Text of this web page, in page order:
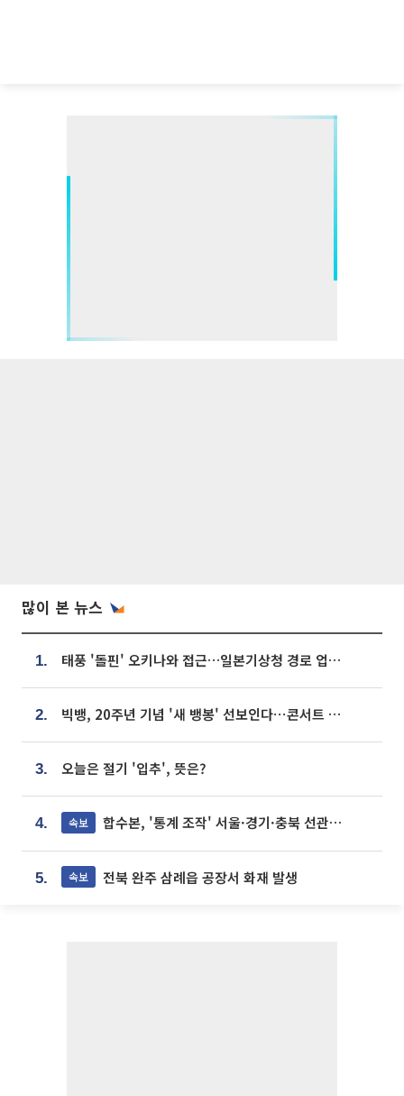
많이 본 뉴스
1. 태풍 '돌핀' 오키나와 접근…일본기상청 경로 업데이트
2. 빅뱅, 20주년 기념 '새 뱅봉' 선보인다⋯콘서트 앞두고 팝업 개최
3. 오늘은 절기 '입추', 뜻은?
4. 속보 합수본, '통계 조작' 서울·경기·충북 선관위 등 추가 압수수색
5. 속보 전북 완주 삼례읍 공장서 화재 발생